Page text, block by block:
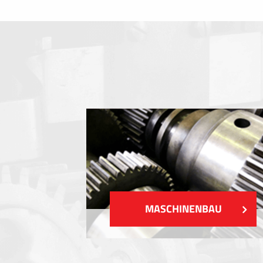
ZEIGEN MEHR
MASCHINENBAU